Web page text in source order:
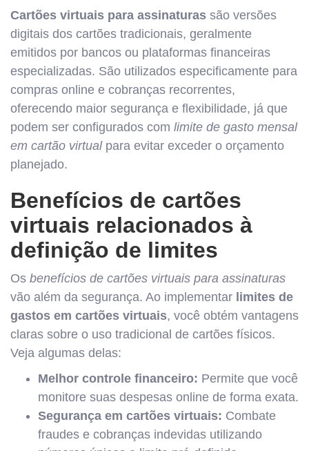
Cartões virtuais para assinaturas são versões
digitais dos cartões tradicionais, geralmente
emitidos por bancos ou plataformas financeiras
especializadas. São utilizados especificamente para
compras online e cobranças recorrentes,
oferecendo maior segurança e flexibilidade, já que
podem ser configurados com limite de gasto mensal
em cartão virtualpara evitar exceder o orçamento
planejado.
Benefícios de cartões
virtuais relacionados à
definição de limites
Os benefícios de cartões virtuais para assinaturas
vão além da segurança. Ao implementar limites de
gastos em cartões virtuais, você obtém vantagens
claras sobre o uso tradicional de cartões físicos.
Veja algumas delas:
Melhor controle financeiro: Permite que você
monitore suas despesas online de forma exata.
Segurança em cartões virtuais: Combate
fraudes e cobranças indevidas utilizando